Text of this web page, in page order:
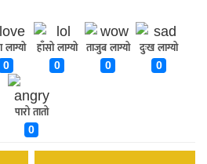
लाग्यो
0
हाँसो लाग्यो
0
ताजुब लाग्यो
0
दुःख लाग्यो
0
पारो तातो
0